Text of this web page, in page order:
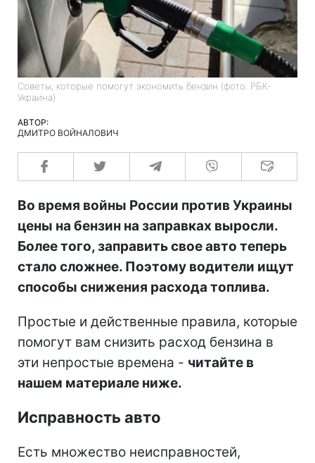
Советы, которые помогут экономить бензин (фото: РБК-
Украина)
АВТОР:
ДМИТРО ВОЙНАЛОВИЧ
Во время войны России против Украины
цены на бензин на заправках выросли.
Более того, заправить свое авто теперь
стало сложнее. Поэтому водители ищут
способы снижения расхода топлива.
Простые и действенные правила, которые
помогут вам снизить расход бензина в
эти непростые времена - читайте в
нашем материале ниже.
Исправность авто
Есть множество неисправностей,